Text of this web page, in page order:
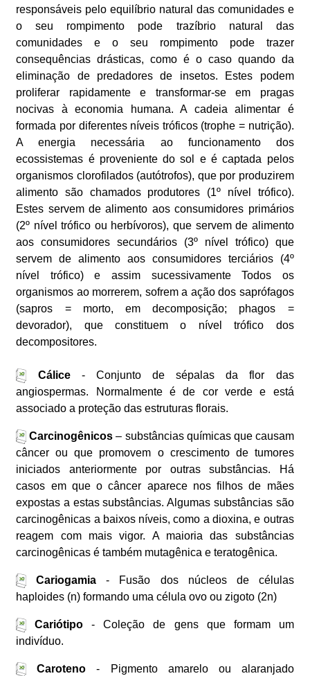
responsáveis pelo equilíbrio natural das comunidades e
o seu rompimento pode trazíbrio natural das
comunidades e o seu rompimento pode trazer
consequências drásticas, como é o caso quando da
eliminação de predadores de insetos. Estes podem
proliferar rapidamente e transformar-se em pragas
nocivas à economia humana. A cadeia alimentar é
formada por diferentes níveis tróficos (trophe = nutrição).
A energia necessária ao funcionamento dos
ecossistemas é proveniente do sol e é captada pelos
organismos clorofilados (autótrofos), que por produzirem
alimento são chamados produtores (1º nível trófico).
Estes servem de alimento aos consumidores primários
(2º nível trófico ou herbívoros), que servem de alimento
aos consumidores secundários (3º nível trófico) que
servem de alimento aos consumidores terciários (4º
nível trófico) e assim sucessivamente Todos os
organismos ao morrerem, sofrem a ação dos saprófagos
(sapros = morto, em decomposição; phagos =
devorador), que constituem o nível trófico dos
decompositores.
Cálice- Conjunto de sépalas da flor das
angiospermas. Normalmente é de cor verde e está
associado a proteção das estruturas florais.
Carcinogênicos – substâncias químicas que causam
câncer ou que promovem o crescimento de tumores
iniciados anteriormente por outras substâncias. Há
casos em que o câncer aparece nos filhos de mães
expostas a estas substâncias. Algumas substâncias são
carcinogênicas a baixos níveis, como a dioxina, e outras
reagem com mais vigor. A maioria das substâncias
carcinogênicas é também mutagênica e teratogênica.
Cariogamia - Fusão dos núcleos de células
haploides (n) formando uma célula ovo ou zigoto (2n)
Cariótipo - Coleção de gens que formam um
indivíduo.
Caroteno - Pigmento amarelo ou alaranjado